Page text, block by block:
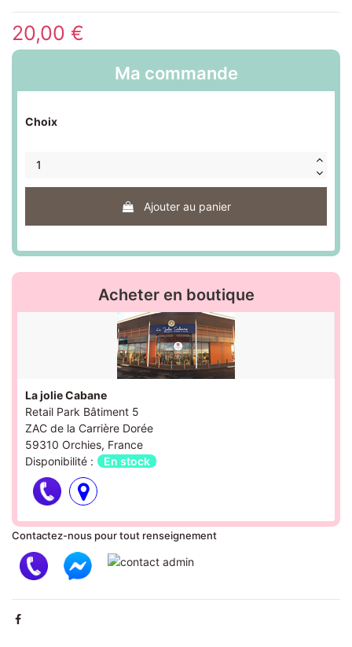
20,00 €
Ma commande
Choix
Ajouter au panier
Acheter en boutique
La jolie Cabane
Retail Park Bâtiment 5
ZAC de la Carrière Dorée
59310 Orchies, France
Disponibilité :
En stock
Contactez-nous pour tout renseignement